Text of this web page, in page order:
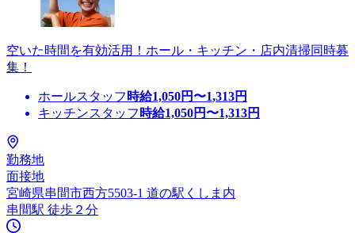
空いた時間を有効活用！ホール・キッチン・店内清掃同時募
集！
ホールスタッフ 時給1,050円〜1,313円
キッチンスタッフ 時給1,050円〜1,313円
勤務地
面接地
宮崎県串間市西方5503-1 道の駅くしま内
串間駅 徒歩２分